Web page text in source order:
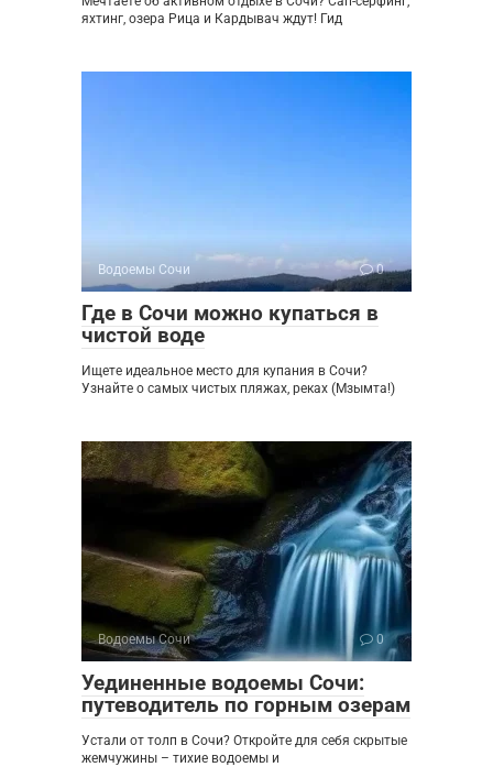
яхтинг, озера Рица и Кардывач ждут! Гид
Водоемы Сочи 0
Где в Сочи можно купаться в
чистой воде
Ищете идеальное место для купания в Сочи?
Узнайте о самых чистых пляжах, реках (Мзымта!)
Водоемы Сочи 0
Уединенные водоемы Сочи:
путеводитель по горным озерам
Устали от толп в Сочи? Откройте для себя скрытые
жемчужины – тихие водоемы и